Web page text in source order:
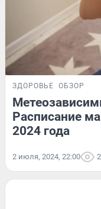
ЗДОРОВЬЕ ОБЗОР
Расписание
2024 года
2 июля, 2024, 22:00